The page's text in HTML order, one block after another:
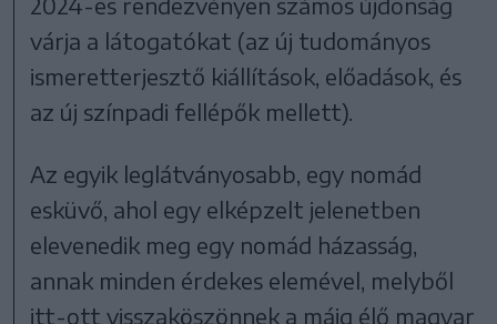
várja a látogatókat (az új tudományos
ismeretterjesztő kiállítások, előadások, és
az új színpadi fellépők mellett).
Az egyik leglátványosabb, egy nomád
esküvő, ahol egy elképzelt jelenetben
elevenedik meg egy nomád házasság,
annak minden érdekes elemével, melyből
itt-ott visszaköszönnek a máig élő magyar